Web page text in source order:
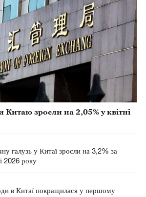
Китаю зросли на 2,05% у квітні
галузь у Китаї зросли на 3,2% за
2026 року
в Китаї покращилася у першому